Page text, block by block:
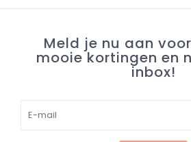
Meld je nu aan
mooie kortingen en
inbox!